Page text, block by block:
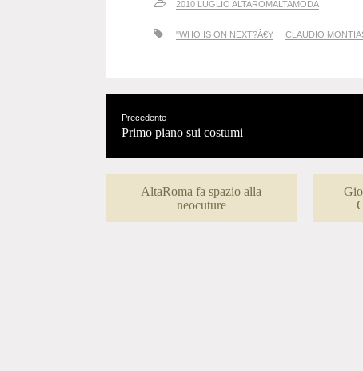
2010 LUGLIO ALTAROMALTAMODA
"WHO IS ON NEXT?Â€Ÿ CLAUDIO
Precedente
Primo piano sui costumi
AltaRoma fa spazio alla
neocuture